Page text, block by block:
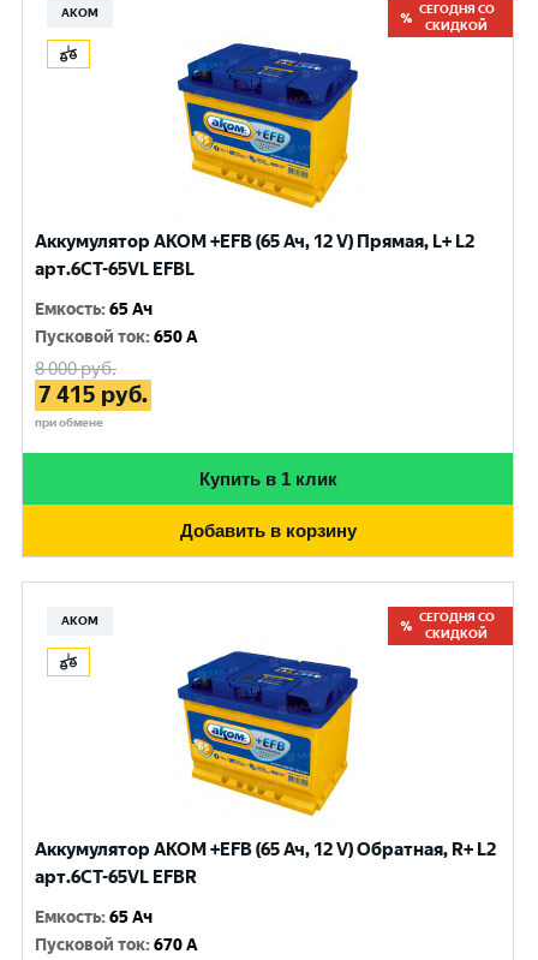
АКОМ
СЕГОДНЯ СО
СКИДКОЙ
Аккумулятор AKOM +EFB (65 Ач, 12 V) Прямая, L+ L2
арт.6СТ-65VL EFBL
Емкость:65 Ач
Пусковой ток:650 A
8 000руб.
7 415 руб.
при обмене
Купить в 1 клик
Добавить в корзину
АКОМ
СЕГОДНЯ СО
СКИДКОЙ
Аккумулятор AKOM +EFB (65 Ач, 12 V) Обратная, R+ L2
арт.6CT-65VL EFBR
Емкость:65 Ач
Пусковой ток:670 A